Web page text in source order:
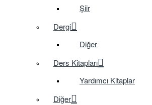
Şiir
Dergi
Diğer
Ders Kitapları
Yardımcı Kitaplar
Diğer